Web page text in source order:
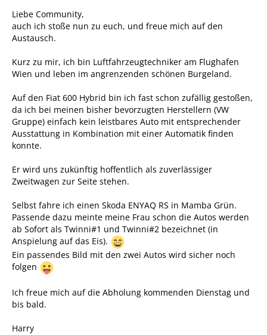
Liebe Community,
auch ich stoße nun zu euch, und freue mich auf den
Austausch.
Kurz zu mir, ich bin Luftfahrzeugtechniker am Flughafen
Wien und leben im angrenzenden schönen Burgeland.
Auf den Fiat 600 Hybrid bin ich fast schon zufällig gestoßen,
da ich bei meinen bisher bevorzugten Herstellern (VW
Gruppe) einfach kein leistbares Auto mit entsprechender
Ausstattung in Kombination mit einer Automatik finden
konnte.
Er wird uns zukünftig hoffentlich als zuverlässiger
Zweitwagen zur Seite stehen.
Selbst fahre ich einen Skoda ENYAQ RS in Mamba Grün.
Passende dazu meinte meine Frau schon die Autos werden
ab Sofort als Twinni#1 und Twinni#2 bezeichnet (in
Anspielung auf das Eis).
Ein passendes Bild mit den zwei Autos wird sicher noch
folgen
Ich freue mich auf die Abholung kommenden Dienstag und
bis bald.
Harry